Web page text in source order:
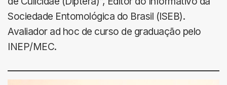
Sociedade Entomológica do Brasil (ISEB).
Avaliador ad hoc de curso de graduação pelo
INEP/MEC.